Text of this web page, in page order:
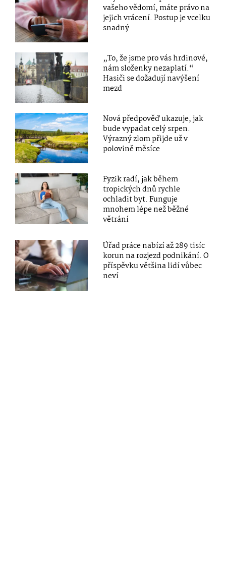
vašeho vědomí, máte právo na
jejich vrácení. Postup je vcelku
snadný
„To, že jsme pro vás hrdinové,
nám složenky nezaplatí.“
Hasiči se dožadují navýšení
mezd
Nová předpověď ukazuje, jak
bude vypadat celý srpen.
Výrazný zlom přijde už v
polovině měsíce
Fyzik radí, jak během
tropických dnů rychle
ochladit byt. Funguje
mnohem lépe než běžné
větrání
Úřad práce nabízí až 289 tisíc
korun na rozjezd podnikání. O
příspěvku většina lidí vůbec
neví